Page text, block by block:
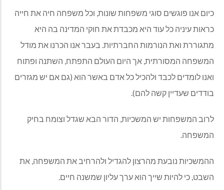
כיום אנו פוגשים סוגי משפחות שונות, וכל משפחה חיה את חייה
כראות עיניה כל עוד היא מכבדת את חוקי המדינה בה היא
מתגוררת ואת הנורמות החברתיות. בעבר אנו הכרנו את מודל
המשפחה המסורתית, אך היום העולם התפתח, השתנה ופתוח
ואנו לומדים לכבד ולהכיל כל אדם באשר הוא (גם אם יש מגזרים
בודדים שעדיין קשה להם).
לרוב המשפחות יש המשכיות, הדור הבא שגדל וצומח בחיק
המשפחה.
ההמשכיות נובעת מהרצון להגדיל ולהרחיב את המשפחה, את
השבט, כי להיות שייך הוא ערך עליון שמשנה חיים.